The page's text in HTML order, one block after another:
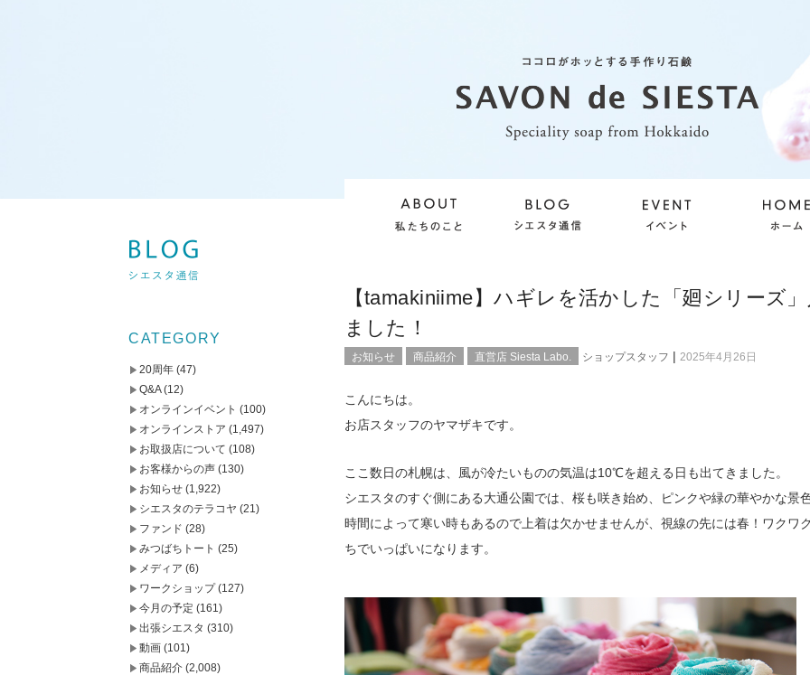
【tamakiniime】ハギレを活かした「廻シリーズ
ました！
お知らせ 商品紹介 直営店 Siesta Labo. ショップスタッフ | 2025年4月26日
こんにちは。
お店スタッフのヤマザキです。
ここ数日の札幌は、風が冷たいものの気温は10℃を超える日も出てきました。
シエスタのすぐ側にある大通公園では、桜も咲き始め、ピンクや緑の華やかな景
時間によって寒い時もあるので上着は欠かせませんが、視線の先には春！ワクワ
ちでいっぱいになります。
CATEGORY
20周年 (47)
Q&A(12)
オンラインイベント (100)
オンラインストア (1,497)
お取扱店について (108)
お客様からの声 (130)
お知らせ (1,922)
シエスタのテラコヤ (21)
ファンド (28)
みつばちトート (25)
メディア (6)
ワークショップ(127)
今月の予定 (161)
出張シエスタ (310)
動画 (101)
商品紹介 (2,008)